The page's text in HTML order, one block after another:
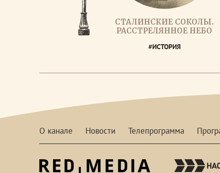
СТАЛИНСКИЕ СОКОЛЫ.
РАССТРЕЛЯННОЕ НЕБО
#ИСТОРИЯ
О канале Новости Телепрограмма